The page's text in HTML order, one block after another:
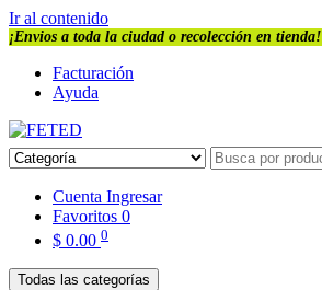
Ir al contenido
¡Envios a toda la ciudad o recolección en tienda!
Facturación
Ayuda
Cuenta Ingresar
Favoritos 0
$ 0.00 0
Todas las categorías